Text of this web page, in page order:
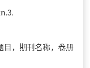
目，期刊名称，卷册